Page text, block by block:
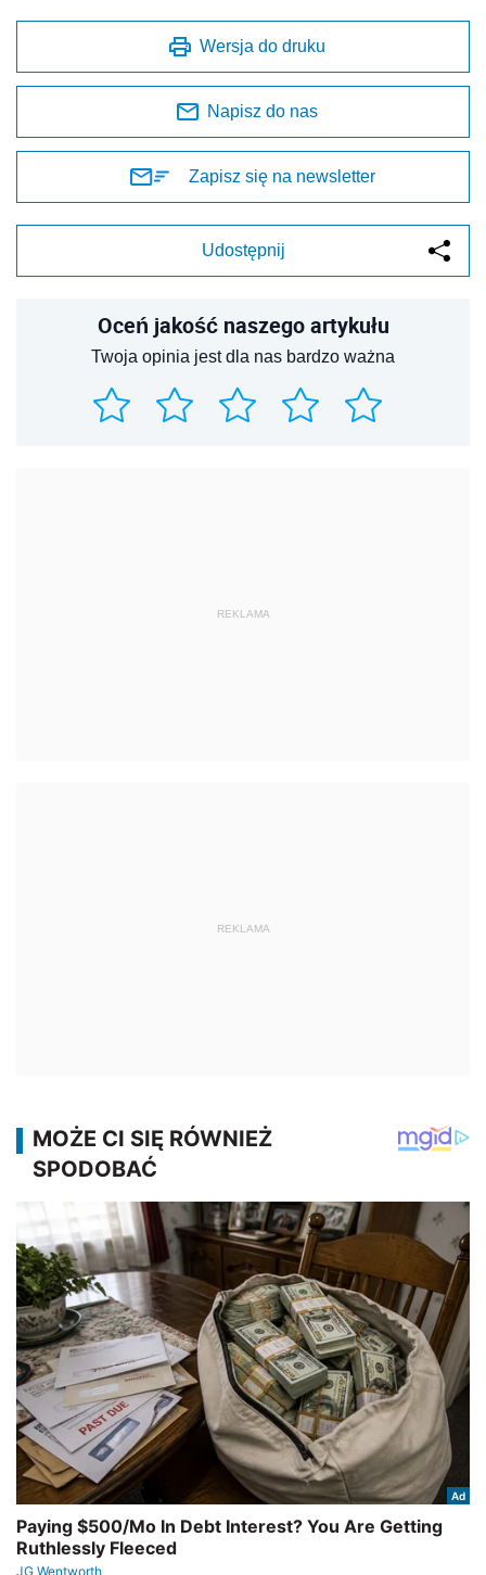
Wersja do druku
Napisz do nas
Zapisz się na newsletter
Udostępnij
Oceń jakość naszego artykułu
Twoja opinia jest dla nas bardzo ważna
REKLAMA
REKLAMA